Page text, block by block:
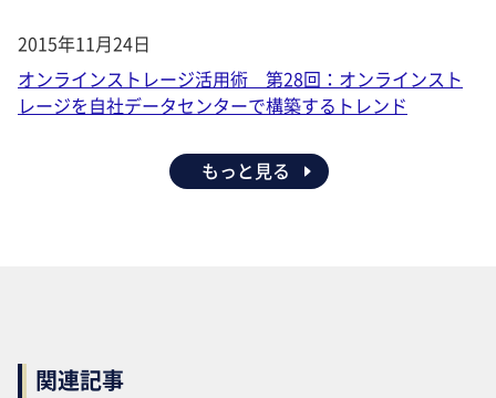
2015年11月24日
オンラインストレージ活用術 第28回：オンラインスト
レージを自社データセンターで構築するトレンド
もっと見る
関連記事